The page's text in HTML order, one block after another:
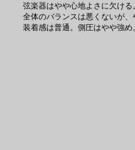
弦楽器はやや心地よさに欠ける
全体のバランスは悪くないが、
装着感は普通。側圧はやや強め